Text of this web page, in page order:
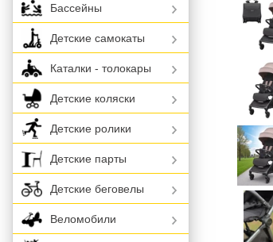
Бассейны
Детские самокаты
Каталки - толокары
Детские коляски
Детские ролики
Детские парты
Детские беговелы
Веломобили